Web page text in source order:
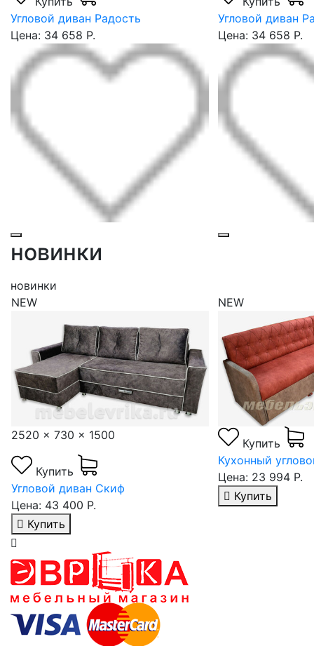
Угловой диван Радость
Цена: 34 658 Р.
Угловой диван
Цена: 34 658 Р.
новинки
новинки
NEW
2520 x 730 x 1500
Купить
Угловой диван Скиф
Цена: 43 400 Р.
Купить
NEW
Купить
Кухонный
Цена: 23 994 Р.
Купить